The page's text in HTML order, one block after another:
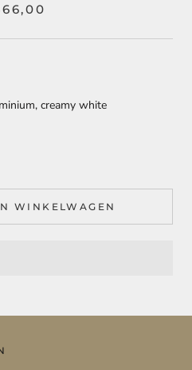
creamy white
WINKELWAGEN